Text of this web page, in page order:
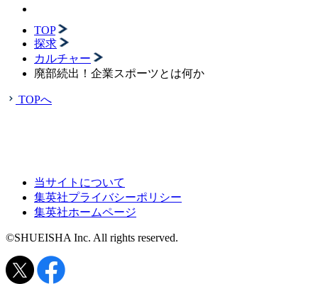
TOP
探求
カルチャー
廃部続出！企業スポーツとは何か
TOPへ
当サイトについて
集英社プライバシーポリシー
集英社ホームページ
©SHUEISHA Inc. All rights reserved.